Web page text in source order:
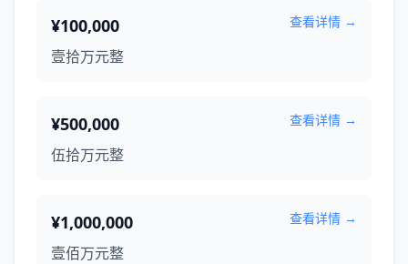
¥100,000 查看详情 →
壹拾万元整
¥500,000 查看详情 →
伍拾万元整
¥1,000,000 查看详情 →
壹佰万元整